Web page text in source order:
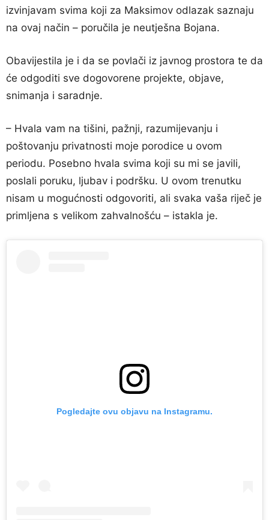
izvinjavam svima koji za Maksimov odlazak saznaju
na ovaj način – poručila je neutješna Bojana.
Obavijestila je i da se povlači iz javnog prostora te da
će odgoditi sve dogovorene projekte, objave,
snimanja i saradnje.
– Hvala vam na tišini, pažnji, razumijevanju i
poštovanju privatnosti moje porodice u ovom
periodu. Posebno hvala svima koji su mi se javili,
poslali poruku, ljubav i podršku. U ovom trenutku
nisam u mogućnosti odgovoriti, ali svaka vaša riječ je
primljena s velikom zahvalnošću – istakla je.
Pogledajte ovu objavu na Instagramu.